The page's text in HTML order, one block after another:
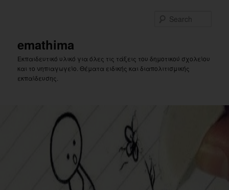
emathima
Εκπαιδευτικό υλικό για όλες τις τάξεις του δημοτικού σχολείου
και το νηπιαγωγείο. Θέματα ειδικής και διαπολιτισμικής
εκπαίδευσης.